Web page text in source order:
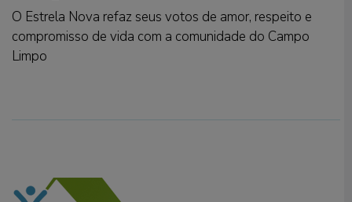
O Estrela Nova refaz seus votos de amor, respeito e
compromisso de vida com a comunidade do Campo
Limpo